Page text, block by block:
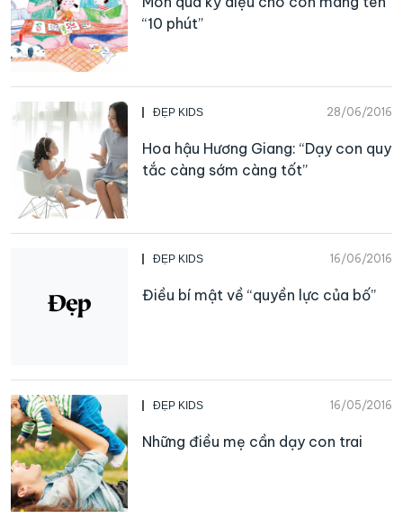
“10 phút”
ĐẸP KIDS 28/06/2016
Hoa hậu Hương Giang: “Dạy con quy
tắc càng sớm càng tốt”
ĐẸP KIDS 16/06/2016
Điều bí mật về “quyền lực của bố”
ĐẸP KIDS 16/05/2016
Những điều mẹ cần dạy con trai